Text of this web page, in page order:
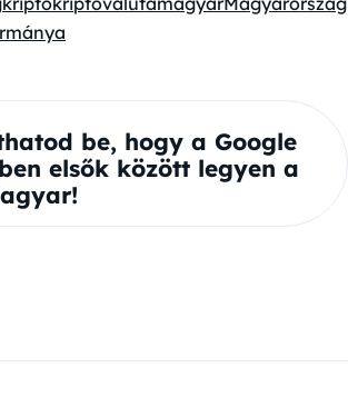
be, hogy a Google
elsők között legyen a